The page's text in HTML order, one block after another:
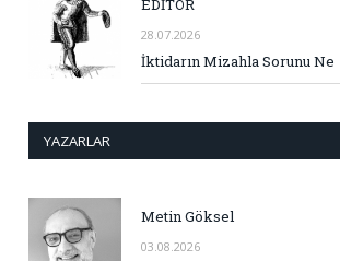
EDİTÖR
28.07.2026
İktidarın Mizahla Sorunu Ne
YAZARLAR
Metin Göksel
03.08.2026